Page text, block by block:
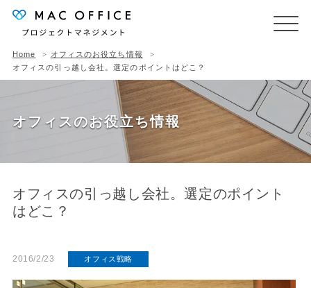
Home
オフィスのお役立ち情報
オフィスの引っ越し会社。選定のポイントはどこ？
オフィスのお役立ち情報
オフィスの引っ越し会社。選定のポイント
はどこ？
2016/2/23 オフィス戦略